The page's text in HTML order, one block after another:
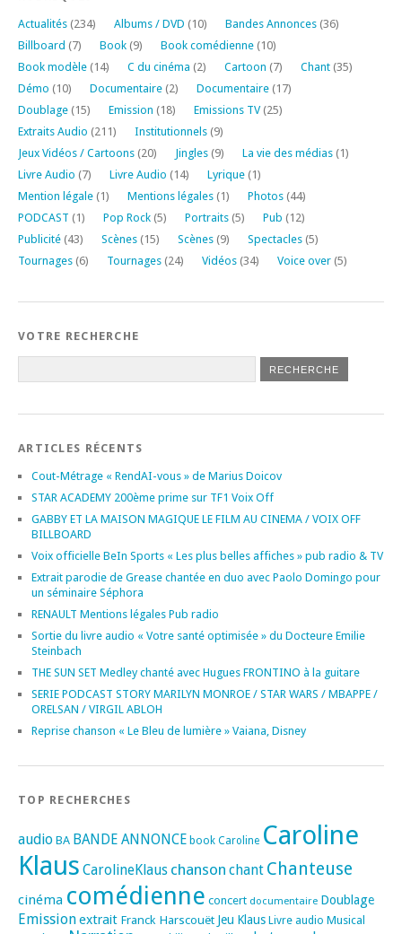
Actualités (234) Albums / DVD (10) Bandes Annonces (36)
Billboard (7) Book (9) Book comédienne (10)
Book modèle (14) C du cinéma (2) Cartoon (7) Chant (35)
Démo (10) Documentaire (2) Documentaire (17)
Doublage (15) Emission (18) Emissions TV(25)
Extraits Audio (211) Institutionnels (9)
Jeux Vidéos / Cartoons (20) Jingles (9) La vie des médias (1)
Livre Audio (7) Livre Audio (14) Lyrique (1)
Mention légale (1) Mentions légales (1) Photos (44)
PODCAST (1) Pop Rock (5) Portraits (5) Pub (12)
Publicité (43) Scènes (15) Scènes (9) Spectacles (5)
Tournages (6) Tournages (24) Vidéos (34) Voice over (5)
VOTRE RECHERCHE
ARTICLES RÉCENTS
Cout-Métrage « RendAI-vous » de Marius Doicov
STAR ACADEMY 200ème prime sur TF1 Voix Off
GABBY ET LA MAISON MAGIQUE LE FILM AU CINEMA / VOIX OFF
BILLBOARD
Voix officielle BeIn Sports « Les plus belles affiches » pub radio & TV
Extrait parodie de Grease chantée en duo avec Paolo Domingo pour
un séminaire Séphora
RENAULT Mentions légales Pub radio
Sortie du livre audio « Votre santé optimisée » du Docteure Emilie
Steinbach
THE SUN SET Medley chanté avec Hugues FRONTINO à la guitare
SERIE PODCAST STORY MARILYN MONROE / STAR WARS / MBAPPE /
ORELSAN / VIRGIL ABLOH
Reprise chanson « Le Bleu de lumière » Vaiana, Disney
TOP RECHERCHES
audio BA BANDE ANNONCE book Caroline Caroline
Klaus CarolineKlaus chanson chant Chanteuse
cinéma comédienne concert documentaire Doublage
Emissionextrait Franck Harscouët Jeu Klaus Livre audio Musical